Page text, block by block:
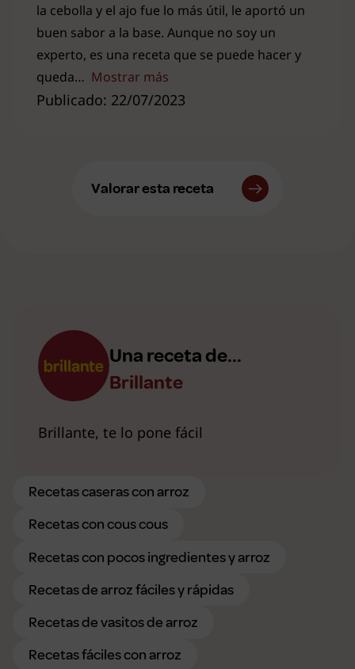
Publicado: 22/07/2023
la cebolla y el ajo fue lo más útil, le aportó un
buen sabor a la base. Aunque no soy un
experto, es una receta que se puede hacer y
queda
Mostrar más
Valorar esta receta
Una receta de...
Brillante
Brillante, te lo pone fácil
Recetas caseras con arroz
Recetas con cous cous
Recetas con pocos ingredientes y arroz
Recetas de arroz fáciles y rápidas
Recetas de vasitos de arroz
Recetas fáciles con arroz